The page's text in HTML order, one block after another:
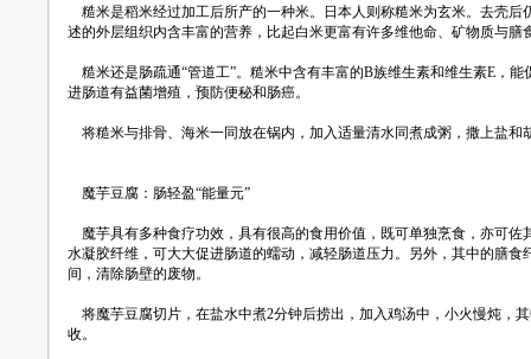
糙米是稻米经过加工后所产的一种米。日本人则称糙米为玄米。去壳后
述的外层组织内含丰富的营养，比起白米更富有许多维他命、矿物质与
糙米还是肠疏通“管道工”。糙米中含有丰富的B族维生素和维生素E，
进肠道有益菌增殖，预防便秘和肠癌。
将糙米与排骨、海米一同放在锅内，加入适量清水同煮成粥，撒上盐和
魔芋豆腐：肠轻盈“能量元”
魔芋具有多种食疗功效，具有很高的食用价值，既可单独烹食，亦可佐
水凝胶纤维，可大大促进肠道的蠕动，减轻肠道压力。另外，其中的膳
间，清除肠壁的废物。
将魔芋豆腐切片，在盐水中煮2分钟后捞出，加入鸡汤中，小火慢炖，
收。